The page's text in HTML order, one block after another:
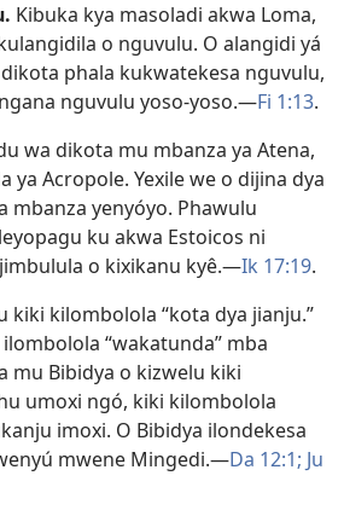
. Kibuka kya masoladi akwa Loma,
o nguvulu. O alangidi yá
phala kukwatekesa nguvulu,
nguvulu yoso-yoso.—Fi 1:13.
wa dikota mu mbanza ya Atena,
ya Acropole. Yexile we o dijina dya
mbanza yenyóyo. Phawulu
ku akwa Estoicos ni
o kixikanu kyê.—Ik 17:19.
kiki kilombolola “kota dya jianju.”
“wakatunda” mba
mu Bibidya o kizwelu kiki
umoxi ngó, kiki kilombolola
imoxi. O Bibidya ilondekesa
mwene Mingedi.—Da 12:1; Ju